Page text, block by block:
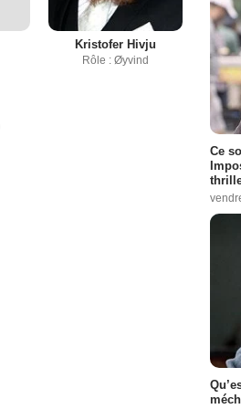
Kristofer Hivju
Rôle : Øyvind
Ce